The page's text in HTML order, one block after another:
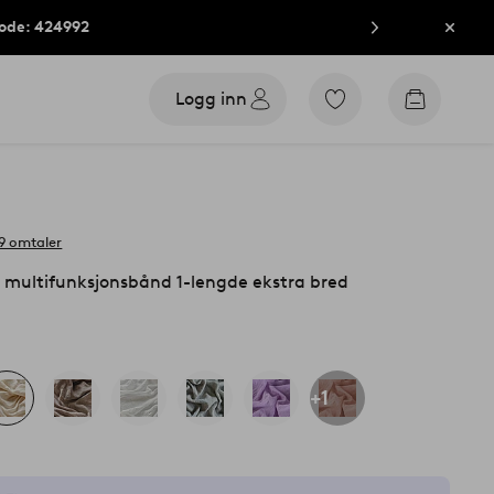
424992 Lukk
Logg inn
Gå
Gå
omtaler
multifunksjonsbånd 1-lengde ekstra bred
+1